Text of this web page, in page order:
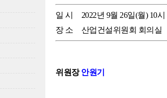
일 시
2022년 9월 26일(월) 10시
장 소
산업건설위원회 회의실
위원장안원기